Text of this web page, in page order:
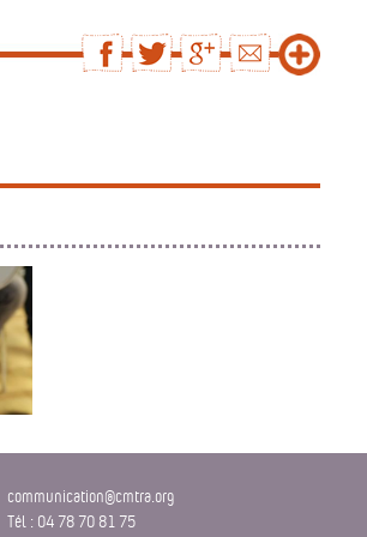
Ardèche
communication@cmtra.org
Tél : 04 78 70 81 75